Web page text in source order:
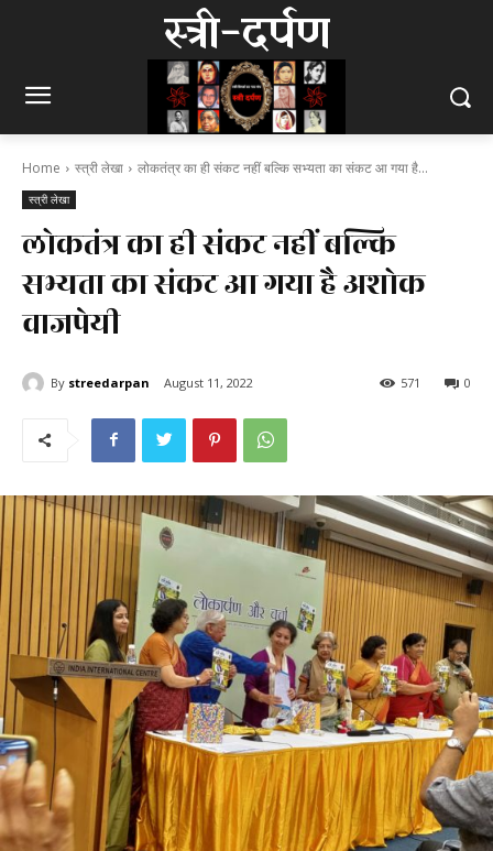
स्त्री-दर्पण
Home स्त्री लेखा लोकतंत्र का ही संकट नहीं बल्कि सभ्यता का संकट आ गया है...
स्त्री लेखा
लोकतंत्र का ही संकट नहीं बल्कि
सभ्यता का संकट आ गया है अशोक
वाजपेयी
By streedarpan August 11, 2022 0
571